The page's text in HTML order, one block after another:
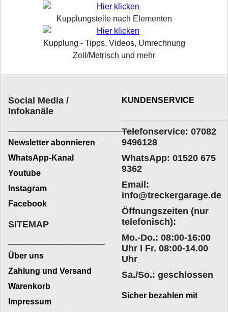
Kupplungsteile nach Elementen
Kupplung - Tipps, Videos, Umrechnung
Zoll/Metrisch und mehr
Social Media /
Infokanäle
_________________________
Newsletter abonnieren
WhatsApp-Kanal
Youtube
Instagram
Facebook
KUNDENSERVICE
Telefonservice: 07082
9496128
WhatsApp: 01520 675
9362
Email:
info@treckergarage.de
Öffnungszeiten (nur
telefonisch):
Mo.-Do.: 08:00-16:00
Uhr I Fr. 08:00-14.00
Uhr
Sa./So.: geschlossen
SITEMAP
Über uns
Zahlung und Versand
Warenkorb
Impressum
Sicher bezahlen mit